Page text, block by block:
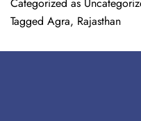
Categorized as
Tagged Agra, Rajasthan